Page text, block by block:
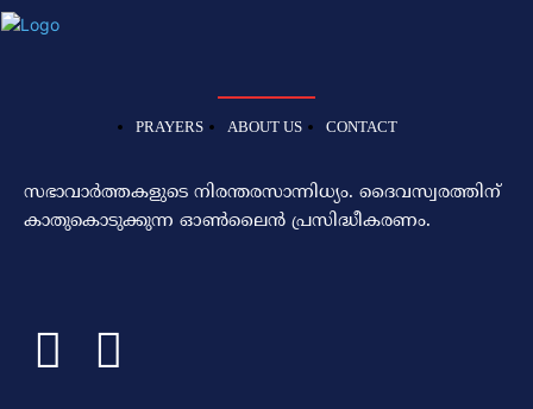
PRAYERS ABOUT US CONTACT
സഭാവാര്‍ത്തകളുടെ നിരന്തരസാന്നിധ്യം. ദൈവസ്വരത്തിന്‌
കാതുകൊടുക്കുന്ന ഓണ്‍ലൈന്‍ പ്രസിദ്ധീകരണം.